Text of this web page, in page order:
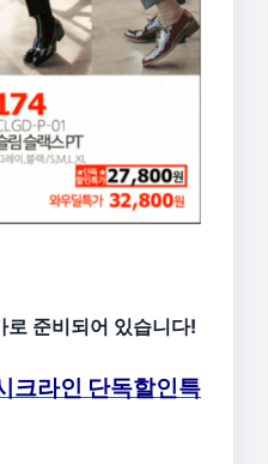
로 준비되어 있습니다!
크라인 단독할인특